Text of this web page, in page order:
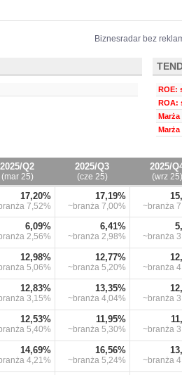
Biznesradar bez
ROE:
ROA:
2025/Q2
(mar 25)
2025/Q3
(cze 25)
2025/
(wrz 25)
17,20%
7,52%
17,19%
~branża 7,00% ~branża
6,09%
2,56%
6,41%
~branża 2,98% ~branża
12,98%
5,06%
12,77%
~branża 5,20% ~branża
12,83%
3,15%
13,35%
~branża 4,04% ~branża
12,53%
5,40%
11,95%
~branża 5,30% ~branża
14,69%
4,21%
16,56%
~branża 5,24% ~branża